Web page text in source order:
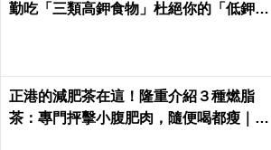
勤吃「三類高鉀食物」杜絕你的「低鉀」
正港的減肥茶在這！隆重介紹３種燃脂
茶：專門抨擊小腹肥肉，隨便喝都瘦｜每